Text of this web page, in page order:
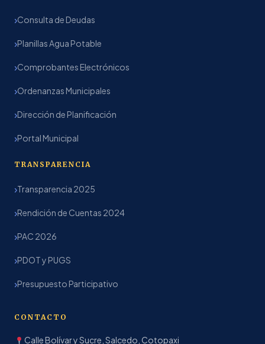
Consulta de Deudas
Planillas Agua Potable
Comprobantes Electrónicos
Ordenanzas Municipales
Dirección de Planificación
Portal Municipal
TRANSPARENCIA
Transparencia 2025
Rendición de Cuentas 2024
PAC 2026
PDOT y PUGS
Presupuesto Participativo
CONTACTO
Calle Bolívar y Sucre, Salcedo, Cotopaxi